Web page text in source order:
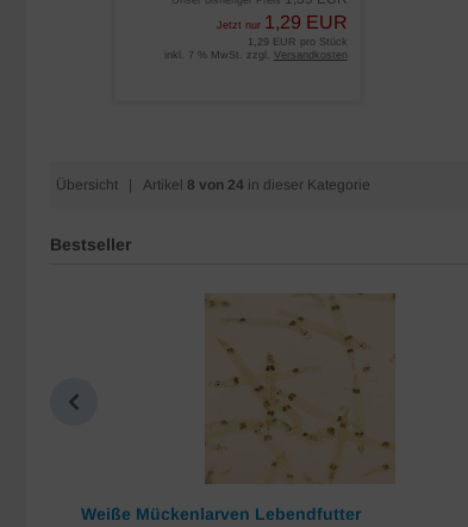
Jetzt nur 1,29 EUR
1,29 EUR pro Stück
inkl. 7 % MwSt. zzgl. Versandkosten
Übersicht | Artikel 8 von 24 in dieser Kategorie
Bestseller
Weiße Mückenlarven Lebendfutter